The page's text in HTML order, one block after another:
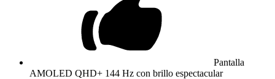
Pantalla
AMOLED QHD+ 144 Hz con brillo espectacular